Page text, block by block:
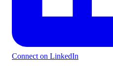
Connect on LinkedIn